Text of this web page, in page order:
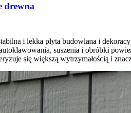
drewna
i lekka płyta budowlana i
suszenia i obróbki
się większą wytrzymałością i